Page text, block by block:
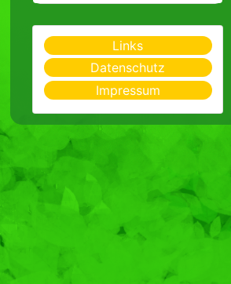
Links
Datenschutz
Impressum